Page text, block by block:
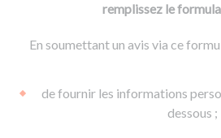
remplissez le
En soumettant un avis via ce
de fournir les informations
dessous ;